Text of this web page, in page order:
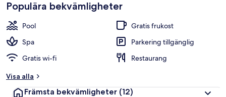
Populära bekvämligheter
Pool
Gratis frukost
Spa
Parkering tillgänglig
Gratis wi-fi
Restaurang
Visa alla
Främsta bekvämligheter (12)